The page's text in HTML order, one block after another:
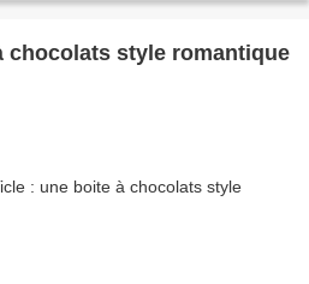
chocolats style romantique